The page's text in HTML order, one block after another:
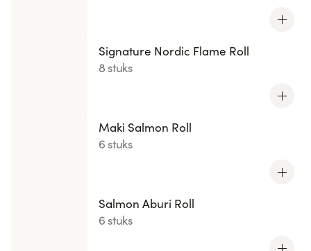
Signature Nordic Flame Roll
8 stuks
Maki Salmon Roll
6 stuks
Salmon Aburi Roll
6 stuks